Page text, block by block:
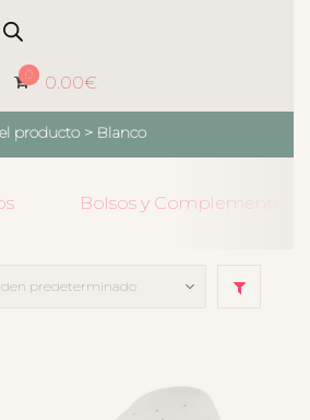
0 0.00€
producto > Blanco
Bolsos y Complementos